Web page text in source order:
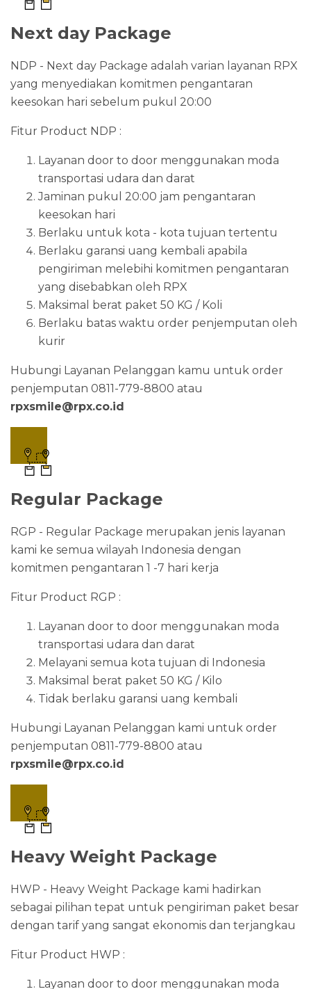
Next day Package
NDP - Next day Package adalah varian layanan RPX
yang menyediakan komitmen pengantaran
keesokan hari sebelum pukul 20:00
Fitur Product NDP :
Layanan door to door menggunakan moda
transportasi udara dan darat
Jaminan pukul 20:00 jam pengantaran
keesokan hari
Berlaku untuk kota - kota tujuan tertentu
Berlaku garansi uang kembali apabila
pengiriman melebihi komitmen pengantaran
yang disebabkan oleh RPX
Maksimal berat paket 50 KG / Koli
Berlaku batas waktu order penjemputan oleh
kurir
Hubungi Layanan Pelanggan kamu untuk order
penjemputan 0811-779-8800 atau
rpxsmile@rpx.co.id
Regular Package
RGP - Regular Package merupakan jenis layanan
kami ke semua wilayah Indonesia dengan
komitmen pengantaran 1 -7 hari kerja
Fitur Product RGP :
Layanan door to door menggunakan moda
transportasi udara dan darat
Melayani semua kota tujuan di Indonesia
Maksimal berat paket 50 KG / Kilo
Tidak berlaku garansi uang kembali
Hubungi Layanan Pelanggan kami untuk order
penjemputan 0811-779-8800 atau
rpxsmile@rpx.co.id
Heavy Weight Package
HWP - Heavy Weight Package kami hadirkan
sebagai pilihan tepat untuk pengiriman paket besar
dengan tarif yang sangat ekonomis dan terjangkau
Fitur Product HWP :
Layanan door to door menggunakan moda